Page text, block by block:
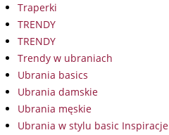
Traperki
TRENDY
TRENDY
Trendy w ubraniach
Ubrania basics
Ubrania damskie
Ubrania męskie
Ubrania w stylu basic Inspiracje